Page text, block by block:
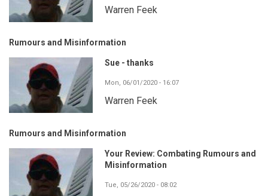
Warren Feek
Rumours and Misinformation
Sue - thanks
Mon, 06/01/2020 - 16:07
Warren Feek
Rumours and Misinformation
Your Review: Combating Rumours and
Misinformation
Tue, 05/26/2020 - 08:02